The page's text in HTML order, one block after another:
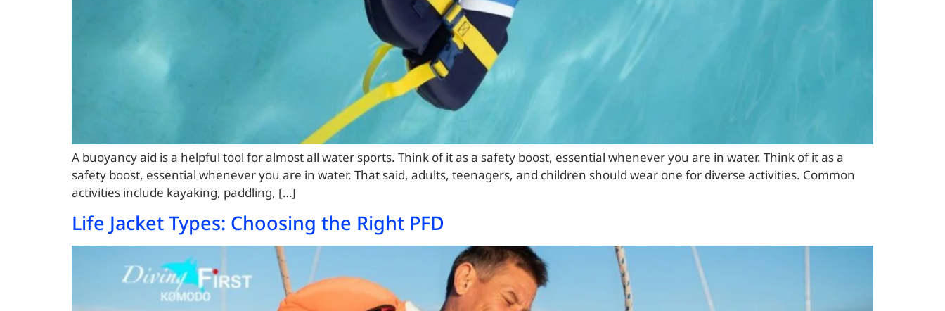
A buoyancy aid is a helpful tool for almost all water sports. Think of it as a safety boost, essential whenever you are in water. Think of it as a
safety boost, essential whenever you are in water. That said, adults, teenagers, and children should wear one for diverse activities. Common
activities include kayaking, paddling, […]
Life Jacket Types: Choosing the Right PFD